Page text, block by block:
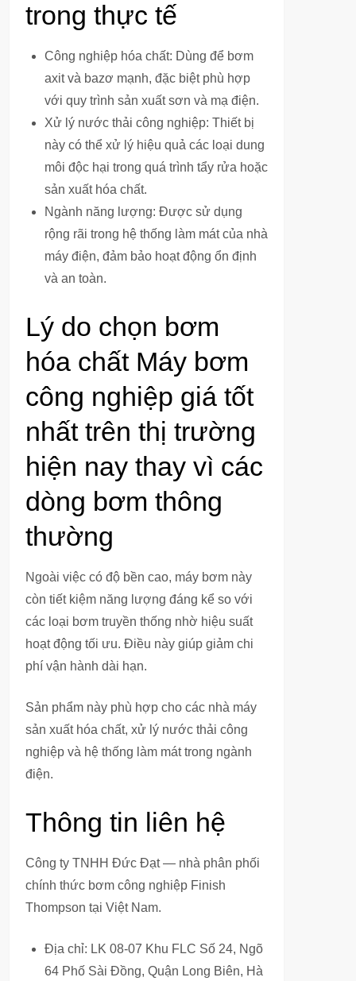
trong thực tế
Công nghiệp hóa chất: Dùng để bơm
axit và bazơ mạnh, đặc biệt phù hợp
với quy trình sản xuất sơn và mạ điện.
Xử lý nước thải công nghiệp: Thiết bị
này có thể xử lý hiệu quả các loại dung
môi độc hại trong quá trình tẩy rửa hoặc
sản xuất hóa chất.
Ngành năng lượng: Được sử dụng
rộng rãi trong hệ thống làm mát của nhà
máy điện, đảm bảo hoạt động ổn định
và an toàn.
Lý do chọn bơm
hóa chất Máy bơm
công nghiệp giá tốt
nhất trên thị trường
hiện nay thay vì các
dòng bơm thông
thường
Ngoài việc có độ bền cao, máy bơm này
còn tiết kiệm năng lượng đáng kể so với
các loại bơm truyền thống nhờ hiệu suất
hoạt động tối ưu. Điều này giúp giảm chi
phí vận hành dài hạn.
Sản phẩm này phù hợp cho các nhà máy
sản xuất hóa chất, xử lý nước thải công
nghiệp và hệ thống làm mát trong ngành
điện.
Thông tin liên hệ
Công ty TNHH Đức Đạt — nhà phân phối
chính thức bơm công nghiệp Finish
Thompson tại Việt Nam.
Địa chỉ: LK 08-07 Khu FLC Số 24, Ngõ
64 Phố Sài Đồng, Quận Long Biên, Hà